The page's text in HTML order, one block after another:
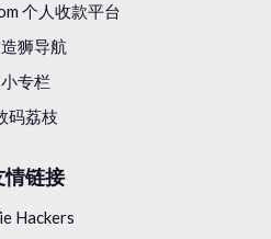
个人收款平台
狮导航
小专栏
码荔枝
情链接
Hackers